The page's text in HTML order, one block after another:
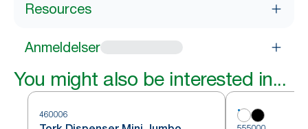
Resources
Anmeldelser
You might also be interested in...
460006